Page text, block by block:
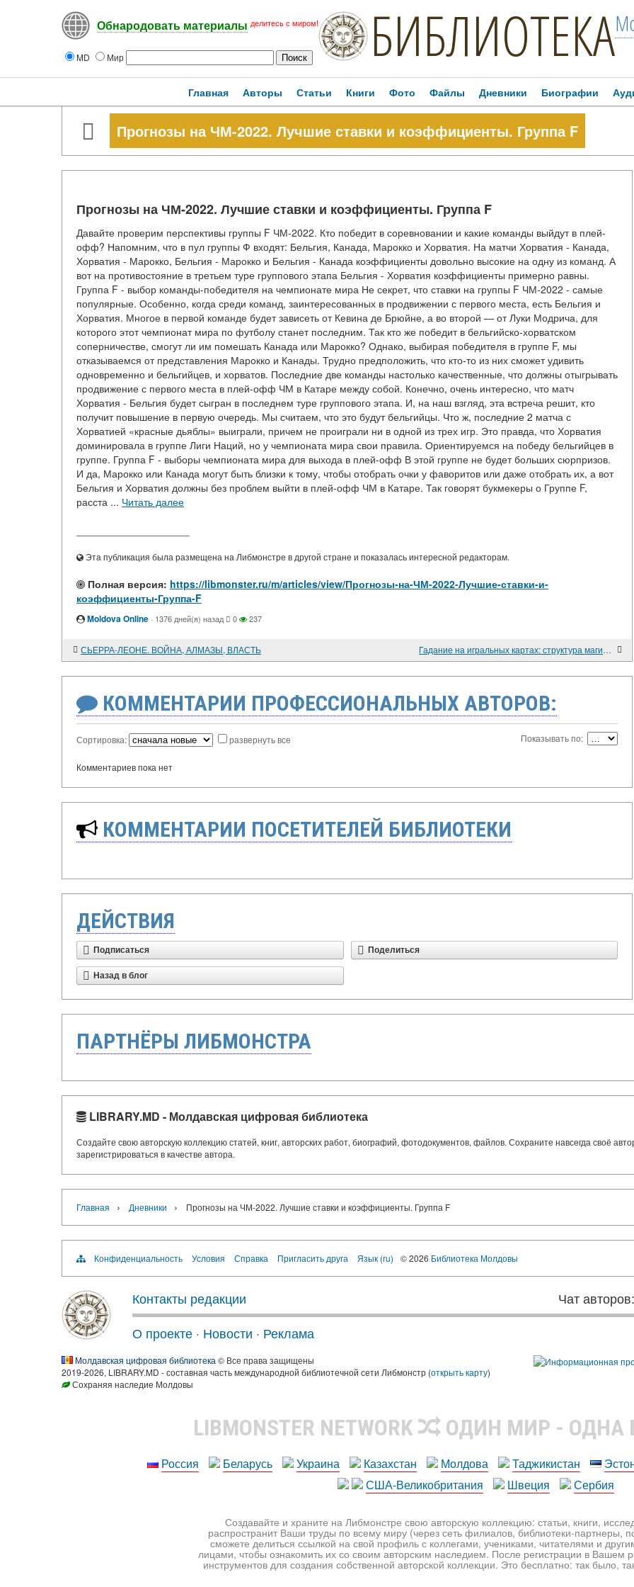
Обнародовать материалы делитесь с миром!
MD Мир БИБЛИОТЕКА
Главная Авторы Статьи Книги Фото Файлы Дневники Биографии
Прогнозы на ЧМ-2022. Лучшие ставки и коэффициенты. Группа F
Прогнозы на ЧМ-2022. Лучшие ставки и коэффициенты. Группа F
Давайте проверим перспективы группы F ЧМ-2022. Кто победит в соревновании и какие команды выйдут в плей-
офф? Напомним, что в пул группы Ф входят: Бельгия, Канада, Марокко и Хорватия. На матчи Хорватия - Канада,
Хорватия - Марокко, Бельгия - Марокко и Бельгия - Канада коэффициенты довольно высокие на одну из команд. А
вот на противостояние в третьем туре группового этапа Бельгия - Хорватия коэффициенты примерно равны.
Группа F - выбор команды-победителя на чемпионате мира Не секрет, что ставки на группы F ЧМ-2022 - самые
популярные. Особенно, когда среди команд, заинтересованных в продвижении с первого места, есть Бельгия и
Хорватия. Многое в первой команде будет зависеть от Кевина де Брюйне, а во второй — от Луки Модрича, для
которого этот чемпионат мира по футболу станет последним. Так кто же победит в бельгийско-хорватском
соперничестве, смогут ли им помешать Канада или Марокко? Однако, выбирая победителя в группе F, мы
отказываемся от представления Марокко и Канады. Трудно предположить, что кто-то из них сможет удивить
одновременно и бельгийцев, и хорватов. Последние две команды настолько качественные, что должны отыгрывать
продвижение с первого места в плей-офф ЧМ в Катаре между собой. Конечно, очень интересно, что матч
Хорватия - Бельгия будет сыгран в последнем туре группового этапа. И, на наш взгляд, эта встреча решит, кто
получит повышение в первую очередь. Мы считаем, что это будут бельгийцы. Что ж, последние 2 матча с
Хорватией «красные дьяблы» выиграли, причем не проиграли ни в одной из трех игр. Это правда, что Хорватия
доминировала в группе Лиги Наций, но у чемпионата мира свои правила. Ориентируемся на победу бельгийцев в
группе. Группа F - выборы чемпионата мира для выхода в плей-офф В этой группе не будет больших сюрпризов.
И да, Марокко или Канада могут быть близки к тому, чтобы отобрать очки у фаворитов или даже отобрать их, а вот
Бельгия и Хорватия должны без проблем выйти в плей-офф ЧМ в Катаре. Так говорят букмекеры о Группе F,
расста ... Читать далее
Эта публикация была размещена на Либмонстре в другой стране и показалась интересной редакторам.
Полная версия: https://libmonster.ru/m/articles/view/Прогнозы-на-ЧМ-2022-Лучшие-ставки-и-
коэффициенты-Группа-F
Moldova Online · 1376 дней(я) назад 0 237
СЬЕРРА-ЛЕОНЕ. ВОЙНА, АЛМАЗЫ, ВЛАСТЬ Гадание на игральных картах: структура магической колоды
КОММЕНТАРИИ ПРОФЕССИОНАЛЬНЫХ АВТОРОВ:
Сортировка: развернуть все Показывать по:
Комментариев пока нет
КОММЕНТАРИИ ПОСЕТИТЕЛЕЙ БИБЛИОТЕКИ
ДЕЙСТВИЯ
Подписаться Поделиться
Назад в блог
ПАРТНЁРЫ ЛИБМОНСТРА
LIBRARY.MD - Молдавская цифровая библиотека
Создайте свою авторскую коллекцию статей, книг, авторских работ, биографий, фотодокументов, файлов. Сохраните навсегда своё
зарегистрироваться в качестве автора.
Главная › Дневники › Прогнозы на ЧМ-2022. Лучшие ставки и коэффициенты. Группа F
Конфиденциальность Условия Справка Пригласить друга Язык (ru) © 2026 Библиотека Молдовы
Контакты редакции
Чат
О проекте · Новости · Реклама
Молдавская цифровая библиотека © Все права защищены
2019-2026, LIBRARY.MD - составная часть международной библиотечной сети Либмонстр (открыть карту)
Сохраняя наследие Молдовы
LIBMONSTER NETWORK ОДИН МИР - ОДНА
Россия Беларусь Украина Казахстан Молдова Таджикистан
США-Великобритания
Швеция Сербия
Создавайте и храните на Либмонстре свою авторскую коллекцию: статьи, книги,
распространит Ваши труды по всему миру (через сеть филиалов, библиотеки-партнеры,
сможете делиться ссылкой на свой профиль с коллегами, учениками, читателями и
лицами, чтобы ознакомить их со своим авторским наследием. После регистрации в Вашем
инструментов для создания собственной авторской коллекции. Это бесплатно: так было,